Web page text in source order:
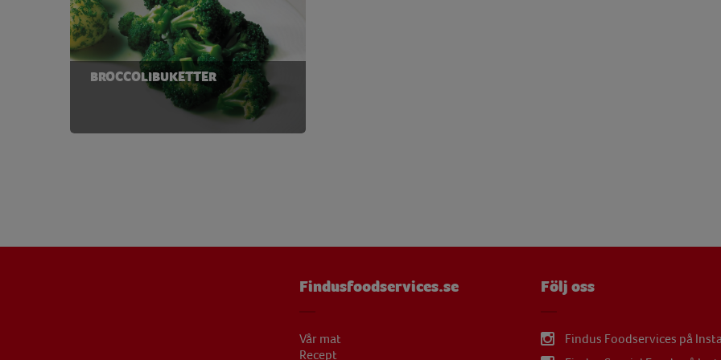
Protein
Riboflavin
Tiamin
Vitamin D
0,43 µg
BROCCOLIBUKETTER
Findusfoodservices.se
Vår mat
Recept
Följ oss
Findus Foodservices på